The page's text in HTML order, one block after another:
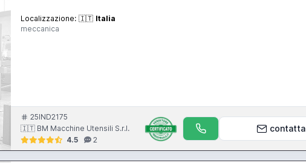
Localizzazione: 🇮🇹 Italia
meccanica
25IND2175
🇮🇹 BM Macchine Utensili S.r.l.
4.5
2
contatta